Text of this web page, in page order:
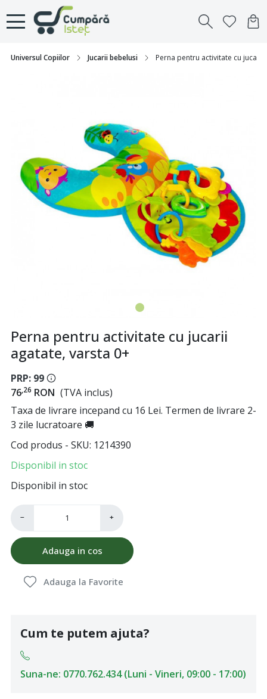
Universul Copiilor Jucarii bebelusi Perna pentru activitate cu jucarii
Perna pentru activitate cu jucarii
agatate, varsta 0+
PRP: 99
76,26 RON (TVA inclus)
Taxa de livrare incepand cu 16 Lei. Termen de livrare 2-
3 zile lucratoare 🚚
Cod produs - SKU 1214390
Disponibil in stoc
Disponibil in stoc
− +
Adauga in cos
Adauga la Favorite
Cum te putem ajuta?
Suna-ne: 0770.762.434 (Luni - Vineri, 09:00 - 17:00)